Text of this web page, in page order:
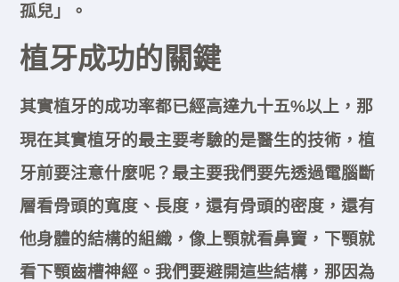
孤兒」。
植牙成功的關鍵
其實植牙的成功率都已經高達九十五%以上，那
現在其實植牙的最主要考驗的是醫生的技術，植
牙前要注意什麼呢？最主要我們要先透過電腦斷
層看骨頭的寬度、長度，還有骨頭的密度，還有
他身體的結構的組織，像上顎就看鼻竇，下顎就
看下顎齒槽神經。我們要避開這些結構，那因為